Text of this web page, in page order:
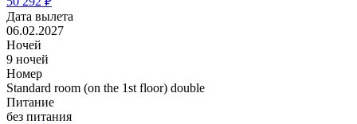
Дата вылета
06.02.2027
Ночей
9 ночей
Номер
Standard room (on the 1st floor) double
Питание
без питания